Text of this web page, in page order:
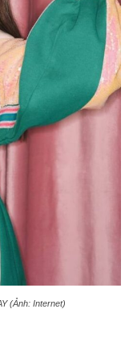
(Ảnh: Internet)